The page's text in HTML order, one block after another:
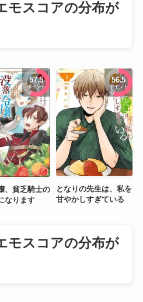
モスコアの分布が
57.5
ポイント
、貧乏騎士の
なります
56.5
ポイント
となりの先生は、私を
甘やかしすぎている
モスコアの分布が